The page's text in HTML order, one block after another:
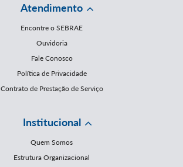
Atendimento
Encontre o SEBRAE
Ouvidoria
Fale Conosco
Política de Privacidade
Contrato de Prestação de Serviço
Institucional
Quem Somos
Estrutura Organizacional